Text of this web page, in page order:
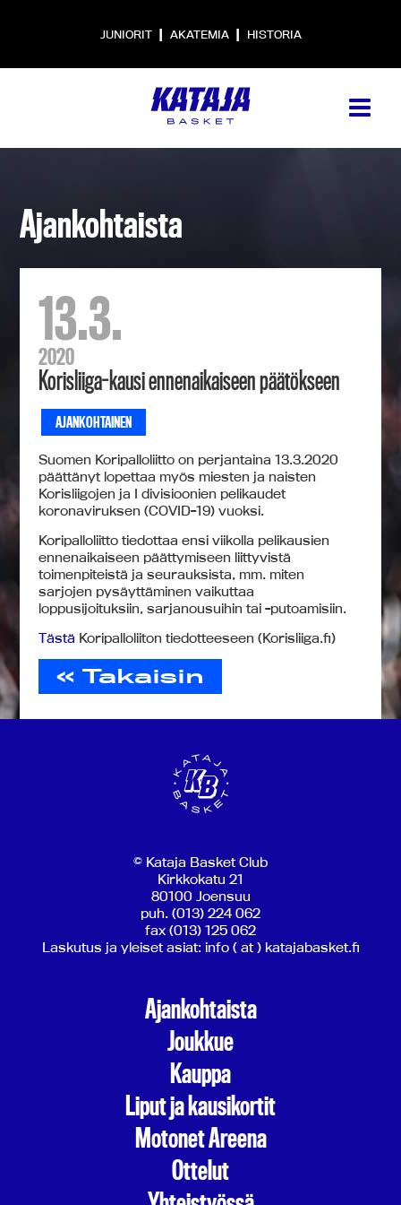
JUNIORIT | AKATEMIA | HISTORIA
Ajankohtaista
13.3.
2020
Korisliiga-kausi ennenaikaiseen päätökseen
AJANKOHTAINEN
Suomen Koripalloliitto on perjantaina 13.3.2020
päättänyt lopettaa myös miesten ja naisten
Korisliigojen ja I divisioonien pelikaudet
koronaviruksen (COVID-19) vuoksi.
Koripalloliitto tiedottaa ensi viikolla pelikausien
ennenaikaiseen päättymiseen liittyvistä
toimenpiteistä ja seurauksista, mm. miten
sarjojen pysäyttäminen vaikuttaa
loppusijoituksiin, sarjanousuihin tai -putoamisiin.
Tästä Koripalloliiton tiedotteeseen (Korisliiga.fi)
« Takaisin
© Kataja Basket Club
Kirkkokatu 21
80100 Joensuu
puh. (013) 224 062
fax (013) 125 062
Laskutus ja yleiset asiat: info ( at ) katajabasket.fi
Ajankohtaista
Joukkue
Kauppa
Liput ja kausikortit
Motonet Areena
Ottelut